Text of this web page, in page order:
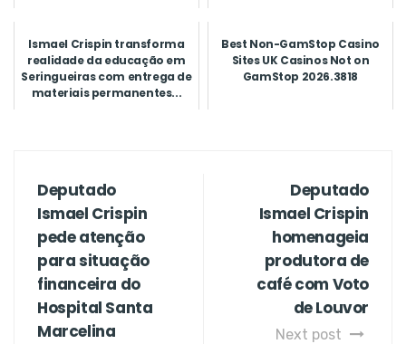
Ismael Crispin transforma
realidade da educação em
Seringueiras com entrega de
materiais permanentes...
Best Non-GamStop Casino
Sites UK Casinos Not on
GamStop 2026.3818
Deputado
Ismael Crispin
pede atenção
para situação
financeira do
Hospital Santa
Marcelina
Deputado
Ismael Crispin
homenageia
produtora de
café com Voto
de Louvor
Next post